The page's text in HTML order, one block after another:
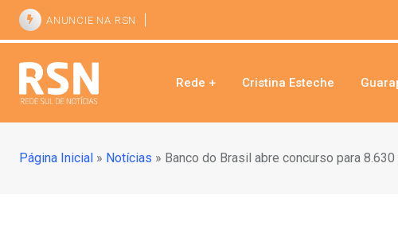
ANUNCIE NA RSN
Rede + Cristina Esteche
Página Inicial » Notícias » Banco do Brasil abre concurso para